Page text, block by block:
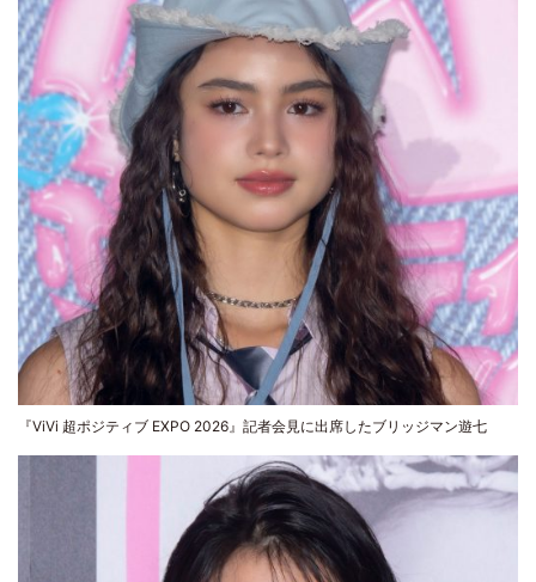
『ViVi 超ポジティブ EXPO 2026』記者会見に出席したブリッジマン遊七